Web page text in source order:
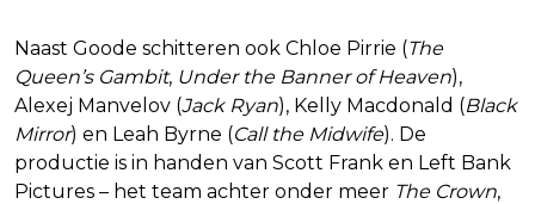
Naast Goode schitteren ook Chloe Pirrie (The
Queen’s Gambit, Under the Banner of Heaven),
Alexej Manvelov (Jack Ryan), Kelly Macdonald (Black
Mirror) en Leah Byrne (Call the Midwife). De
productie is in handen van Scott Frank en Left Bank
Pictures – het team achter onder meer The Crown,